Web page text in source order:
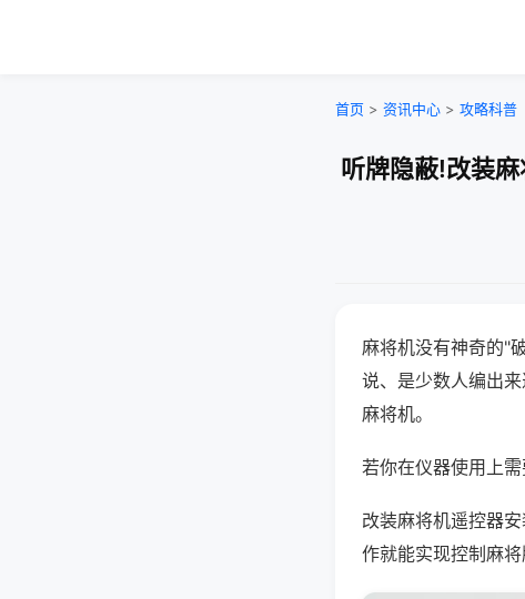
首页 > 资讯中心 > 攻略科普
听牌隐蔽!改装
麻将机没有神奇的"
说、是少数人编出
麻将机。
若你在仪器使用上
改装麻将机遥控器
作就能实现控制麻将